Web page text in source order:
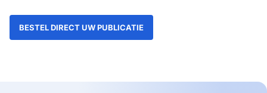
BESTEL DIRECT UW PUBLICATIE